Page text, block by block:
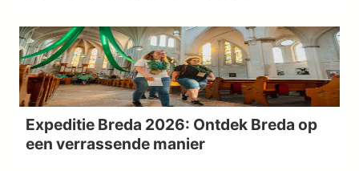
Expeditie Breda 2026: Ontdek Breda op
een verrassende manier